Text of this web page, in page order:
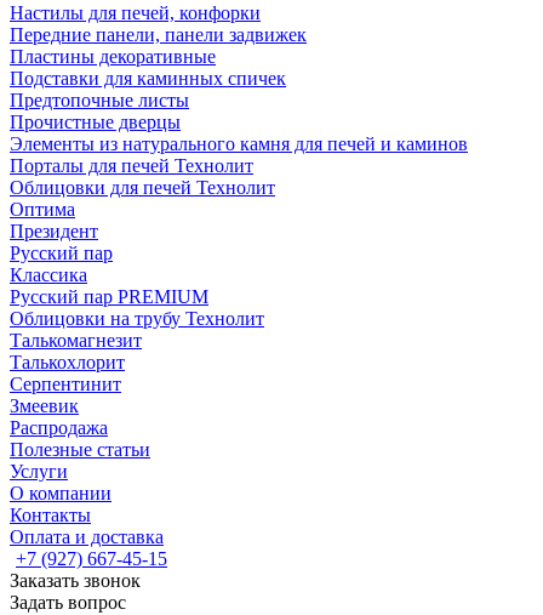
Настилы для печей, конфорки
Передние панели, панели задвижек
Пластины декоративные
Подставки для каминных спичек
Предтопочные листы
Прочистные дверцы
Элементы из натурального камня для печей и каминов
Порталы для печей Технолит
Облицовки для печей Технолит
Оптима
Президент
Русский пар
Классика
Русский пар PREMIUM
Облицовки на трубу Технолит
Талькомагнезит
Талькохлорит
Серпентинит
Змеевик
Распродажа
Полезные статьи
Услуги
О компании
Контакты
Оплата и доставка
+7 (927) 667-45-15
Заказать звонок
Задать вопрос